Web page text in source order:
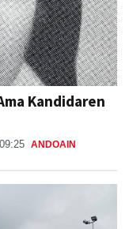
Kandidaren
ANDOAIN